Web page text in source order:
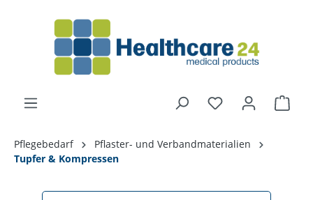
Pflegebedarf
Pflaster- und Verbandmaterialien
Tupfer & Kompressen